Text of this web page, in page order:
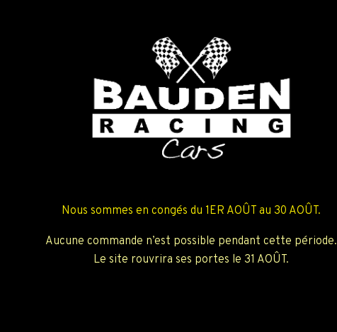
Nous sommes en congés du 1ER AOÛT au 30 AOÛT.
Aucune commande n’est possible pendant cette période.
Le site rouvrira ses portes le 31 AOÛT.